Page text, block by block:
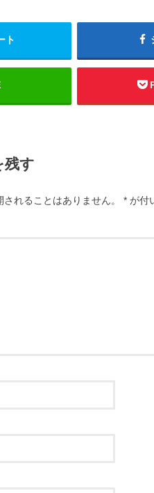
ト
残す
れることはありません。 * が付